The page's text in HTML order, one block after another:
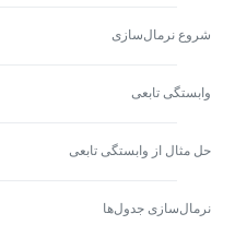
شروع نرمال‌سازی
وابستگی تابعی
حل مثال از وابستگی تابعی
نرمال‌سازی جدول‌ها